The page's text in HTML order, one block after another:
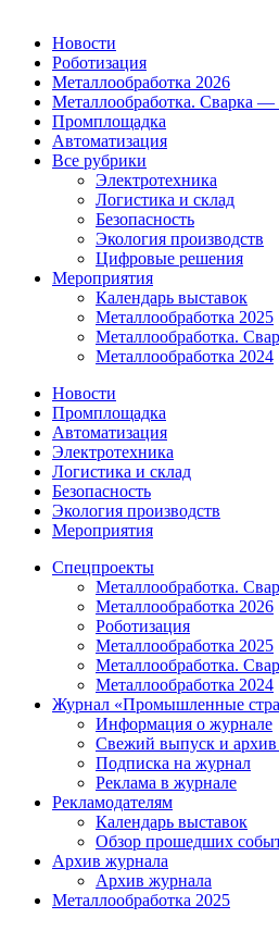
Новости
Роботизация
Металлообработка 2026
Металлообработка. Сварка —
Промплощадка
Автоматизация
Все рубрики
Электротехника
Логистика и склад
Безопасность
Экология производств
Цифровые решения
Мероприятия
Календарь выставок
Металлообработка 2025
Металлообработка.
Металлообработка 2024
Новости
Промплощадка
Автоматизация
Электротехника
Логистика и склад
Безопасность
Экология производств
Мероприятия
Спецпроекты
Металлообработка.
Металлообработка 2026
Роботизация
Металлообработка 2025
Металлообработка.
Металлообработка 2024
Журнал «Промышленные
Информация о журнале
Свежий выпуск и архив
Подписка на журнал
Реклама в журнале
Рекламодателям
Календарь выставок
Обзор прошедших
Архив журнала
Архив журнала
Металлообработка 2025